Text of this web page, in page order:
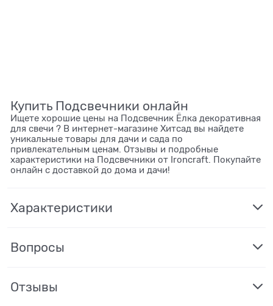
Купить Подсвечники онлайн
Ищете хорошие цены на Подсвечник Ёлка декоративная
для свечи ? В интернет-магазине Хитсад вы найдете
уникальные товары для дачи и сада по
привлекательным ценам. Отзывы и подробные
характеристики на Подсвечники от Ironcraft. Покупайте
онлайн с доставкой до дома и дачи!
Характеристики
Вопросы
Отзывы